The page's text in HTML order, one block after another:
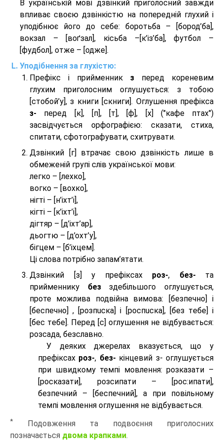
В українській мові дзвінкий приголосний завжди
впливає своєю дзвінкістю на попередній глухий і
уподібнює його до себе: боротьба – [бород’ба],
вокзал – [воґзал], кісьба –[к’із’ба], футбол –
[фудбол], отже – [одже].
Уподібнення за глухістю:
Префікс і прийменник з перед кореневим
глухим приголосним оглушується: з тобою
[стобой’у], з книги [скниги]. Оглушення префікса
з- перед [к], [п], [т], [ф], [х] ("кафе птах")
засвідчується орфографією: сказати, стиха,
спитати, сфотографувати, схитрувати.
Дзвінкий [г] втрачає свою дзвінкість лише в
обмеженій групі слів української мови:
легко – [лехко],
вогко – [вохко],
нігті – [н’іхт’і],
кігті – [к’іхт’і],
дігтяр – [д’іхт’ар],
дьогтю – [д’охт’у],
бігцем – [б’іхцем].
Ці слова потрібно запам’ятати.
Дзвінкий [з] у префіксах роз-, без- та
прийменнику безздебільшого оглушується,
проте можлива подвійна вимова: [безпeчно] і
[беспeчно] , [розпuска] і [роспuска], [без тeбе] і
[бес тeбе]. Перед [с] оглушення не відбувається:
розсада, безславно.
У деяких джерелах вказується, що у
префіксах роз-, без- кінцевий з- оглушується
при швидкому темпі мовлення: розказати –
[росказати], розсипати – [роc:ипати],
безпечний – [беспечний], а при повільному
темпі мовлення оглушення не відбувається.
*
Подовження та подвоєння приголосних
позначається двома крапками.